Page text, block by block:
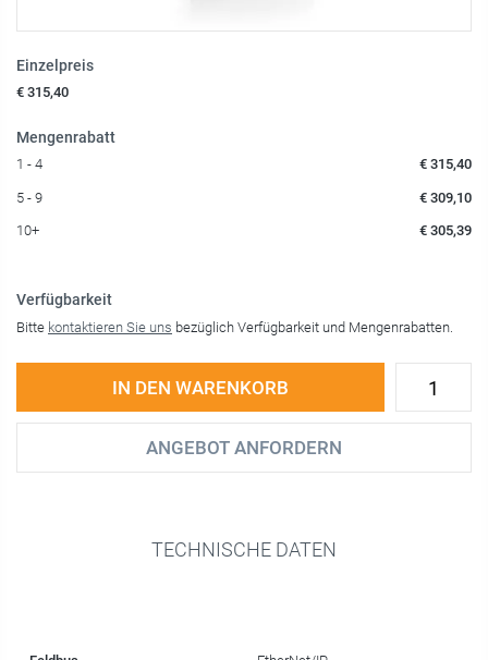
Einzelpreis
€ 315,40
Mengenrabatt
1 - 4 € 315,40
5 - 9 € 309,10
10+ € 305,39
Verfügbarkeit
Bitte kontaktieren Sie uns bezüglich Verfügbarkeit und Mengenrabatten.
IN DEN WARENKORB
ANGEBOT ANFORDERN
TECHNISCHE DATEN